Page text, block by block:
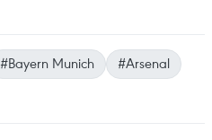
#Bayern Munich
#Arsenal